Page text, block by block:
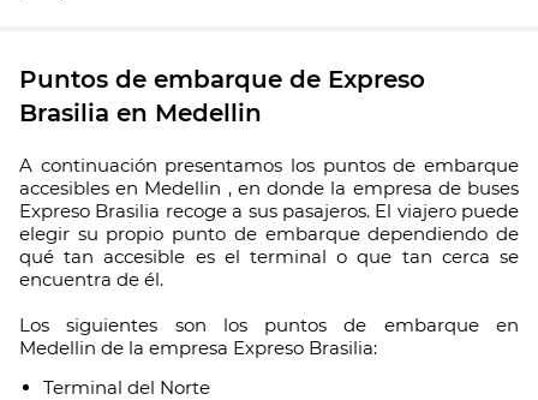
Puntos de embarque de Expreso
Brasilia en Medellin
A continuación presentamos los puntos de embarque
accesibles en Medellin , en donde la empresa de buses
Expreso Brasilia recoge a sus pasajeros. El viajero puede
elegir su propio punto de embarque dependiendo de
qué tan accesible es el terminal o que tan cerca se
encuentra de él.
Los siguientes son los puntos de embarque en
Medellin de la empresa Expreso Brasilia:
Terminal del Norte